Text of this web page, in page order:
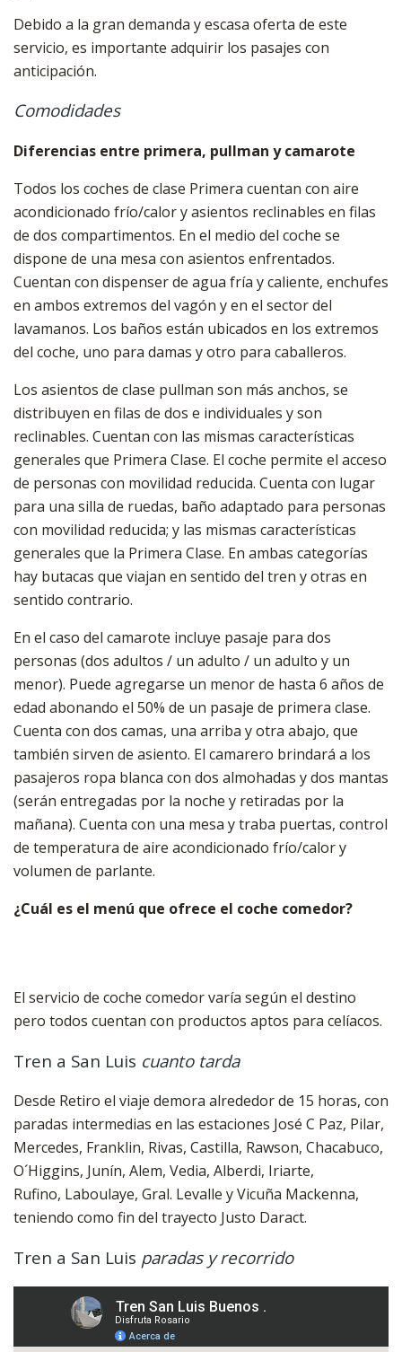
Debido a la gran demanda y escasa oferta de este
servicio, es importante adquirir los pasajes con
anticipación.
Comodidades
Diferencias entre primera, pullman y camarote
Todos los coches de clase Primera cuentan con aire
acondicionado frío/calor y asientos reclinables en filas
de dos compartimentos. En el medio del coche se
dispone de una mesa con asientos enfrentados.
Cuentan con dispenser de agua fría y caliente, enchufes
en ambos extremos del vagón y en el sector del
lavamanos. Los baños están ubicados en los extremos
del coche, uno para damas y otro para caballeros.
Los asientos de clase pullman son más anchos, se
distribuyen en filas de dos e individuales y son
reclinables. Cuentan con las mismas características
generales que Primera Clase. El coche permite el acceso
de personas con movilidad reducida. Cuenta con lugar
para una silla de ruedas, baño adaptado para personas
con movilidad reducida; y las mismas características
generales que la Primera Clase. En ambas categorías
hay butacas que viajan en sentido del tren y otras en
sentido contrario.
En el caso del camarote incluye pasaje para dos
personas (dos adultos / un adulto / un adulto y un
menor). Puede agregarse un menor de hasta 6 años de
edad abonando el 50% de un pasaje de primera clase.
Cuenta con dos camas, una arriba y otra abajo, que
también sirven de asiento. El camarero brindará a los
pasajeros ropa blanca con dos almohadas y dos mantas
(serán entregadas por la noche y retiradas por la
mañana). Cuenta con una mesa y traba puertas, control
de temperatura de aire acondicionado frío/calor y
volumen de parlante.
¿Cuál es el menú que ofrece el coche comedor?
El servicio de coche comedor varía según el destino
pero todos cuentan con productos aptos para celíacos.
Tren a San Luis cuanto tarda
Desde Retiro el viaje demora alrededor de 15 horas, con
paradas intermedias en las estaciones José C Paz, Pilar,
Mercedes, Franklin, Rivas, Castilla, Rawson, Chacabuco,
O´Higgins, Junín, Alem, Vedia, Alberdi, Iriarte,
Rufino, Laboulaye, Gral. Levalle y Vicuña Mackenna,
teniendo como fin del trayecto Justo Daract.
Tren a San Luis paradas y recorrido